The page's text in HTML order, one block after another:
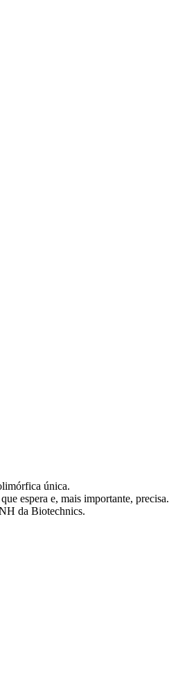
única.
espera e, mais importante, precisa.
da Biotechnics.